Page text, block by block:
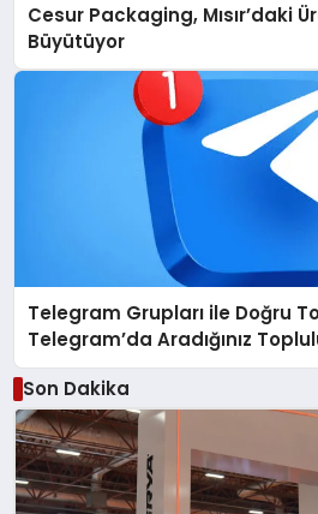
Cesur Packaging, Mısır’daki
Büyütüyor
Telegram Grupları ile Doğru
Telegram’da Aradığınız
Ulaşın
Son Dakika